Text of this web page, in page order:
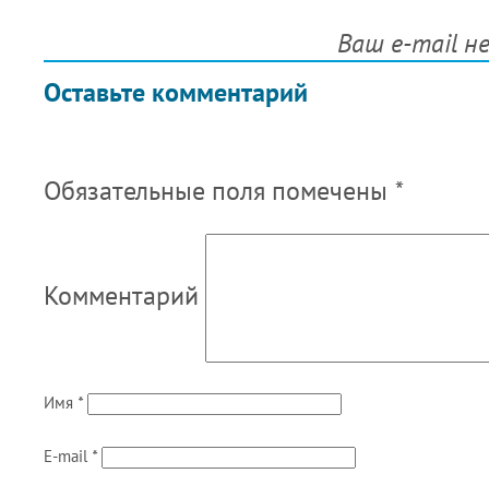
Оставьте комментарий
Ваш e-mail
Обязательные поля помечены *
Комментарий
Имя *
E-mail *